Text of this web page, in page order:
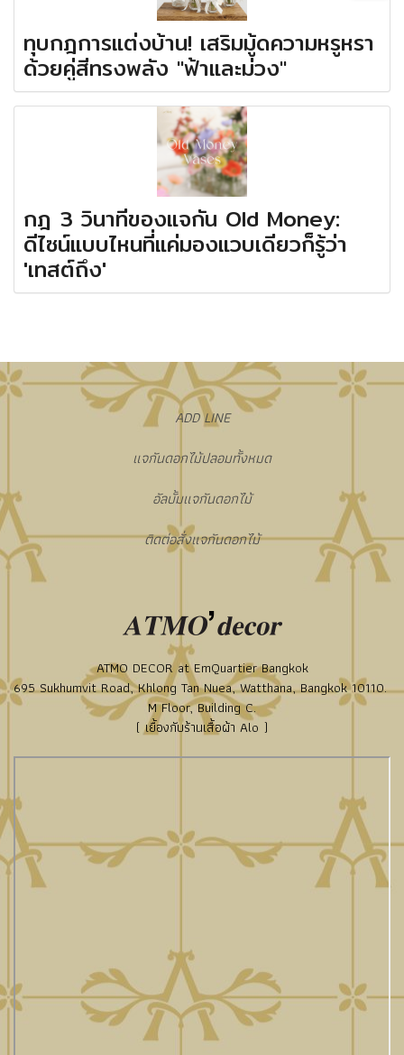
ทุบกฎการแต่งบ้าน! เสริมมู้ดความหรูหรา
ด้วยคู่สีทรงพลัง "ฟ้าและม่วง"
กฎ 3 วินาทีของแจกัน Old Money:
ดีไซน์แบบไหนที่แค่มองแวบเดียวก็รู้ว่า
'เทสต์ถึง'
​ADD LINE
แจกันดอกไม้ปลอมทั้งหมด
อัลบั้มแจกันดอกไม้
ติดต่อสั่งแจกันดอกไม้
ATMO DECOR at EmQuartier Bangkok
695 Sukhumvit Road, Khlong Tan Nuea, Watthana, Bangkok 10110.
M Floor, Building C.
( เยื้องกับร้านเสื้อผ้า Alo )